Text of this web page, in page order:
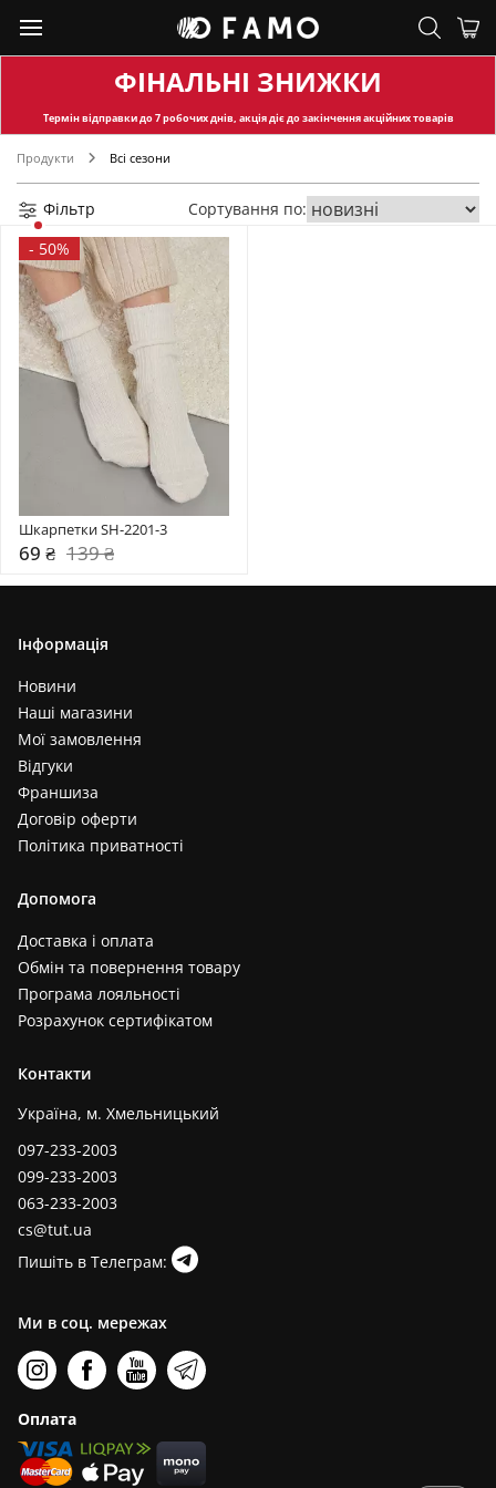
ФІНАЛЬНІ ЗНИЖКИ
Термін відправкидо 7 робочих днів, акція діє до закінчення акційних товарів
Продукти Всі сезони
Фільтр
Сортування по:
- 50%
Шкарпетки SH-2201-3
69 ₴ 139 ₴
Інформація
Новини
Наші магазини
Мої замовлення
Відгуки
Франшиза
Договір оферти
Політика приватності
Допомога
Доставка і оплата
Обмін та повернення товару
Програма лояльності
Розрахунок сертифікатом
Контакти
Україна, м. Хмельницький
097-233-2003
099-233-2003
063-233-2003
cs@tut.ua
Пишіть в Телеграм:
Ми в соц. мережах
Оплата